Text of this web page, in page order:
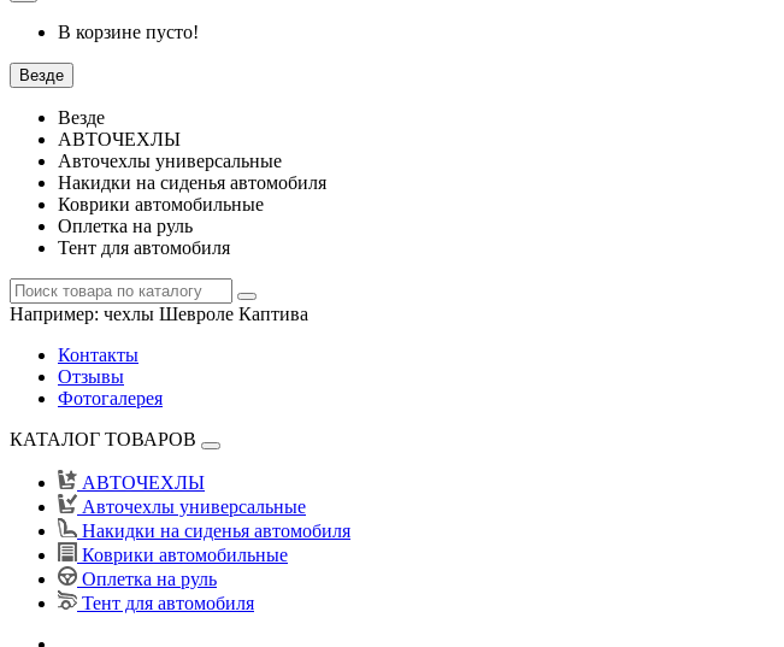
В корзине пусто!
Везде
Везде
АВТОЧЕХЛЫ
Авточехлы универсальные
Накидки на сиденья автомобиля
Коврики автомобильные
Оплетка на руль
Тент для автомобиля
Например: чехлы Шевроле Каптива
Контакты
Отзывы
Фотогалерея
КАТАЛОГ ТОВАРОВ
АВТОЧЕХЛЫ
Авточехлы универсальные
Накидки на сиденья автомобиля
Коврики автомобильные
Оплетка на руль
Тент для автомобиля